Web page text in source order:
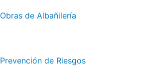
Obras de Albañilería
Prevención de Riesgos